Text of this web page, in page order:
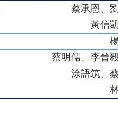
蔡承恩、
黃信
蔡明儒、李晉
涂語筑、